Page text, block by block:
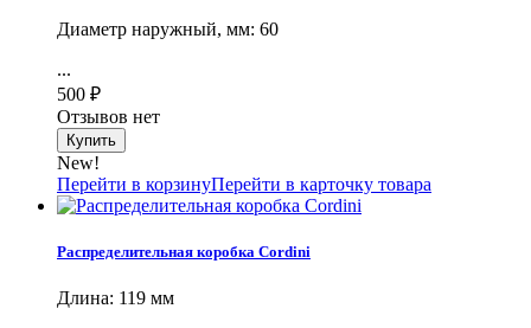
Диаметр наружный, мм: 60
...
500 ₽
Отзывов нет
New!
Перейти в корзинуПерейти в карточку товара
Распределительная коробка Cordini
Длина: 119 мм